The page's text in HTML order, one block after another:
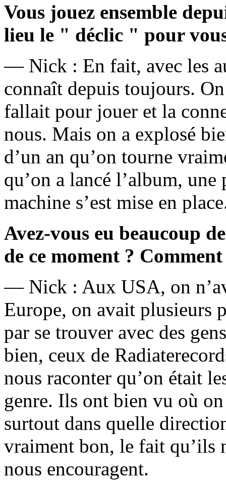
Vous jouez ensemble
lieu le " déclic " pour
— Nick : En fait, avec les
connaît depuis toujours.
fallait pour jouer et la
nous. Mais on a explosé
d’un an qu’on tourne
qu’on a lancé l’album, une
machine s’est mise en
Avez-vous eu beaucoup
de ce moment ?
— Nick : Aux USA, on
Europe, on avait plusieurs
par se trouver avec des
bien, ceux de
nous raconter qu’on était
genre. Ils ont bien vu où
surtout dans quelle
vraiment bon, le fait qu’ils
nous encouragent.